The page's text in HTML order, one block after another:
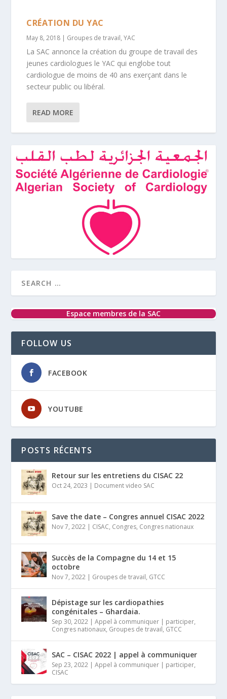
CRÉATION DU YAC
May 8, 2018 | Groupes de travail,YAC
La SAC annonce la création du groupe de travail des
jeunes cardiologues le YAC qui englobe tout
cardiologue de moins de 40 ans exerçant dans le
secteur public ou libéral.
READ MORE
Espace membres de la SAC
FOLLOW US
FACEBOOK
YOUTUBE
POSTS RÉCENTS
Retour sur les entretiens du CISAC 22
Oct 24, 2023 | Document video SAC
Save the date – Congres annuel CISAC 2022
Nov 7, 2022 | CISAC, Congres, Congres nationaux
Succès de la Compagne du 14 et 15
octobre
Nov 7, 2022 | Groupes de travail, GTCC
Dépistage sur les cardiopathies
congénitales – Ghardaia.
Sep 30, 2022 |Appel à communiquer | participer,
Congres nationaux, Groupes de travail, GTCC
SAC – CISAC 2022 | appel à communiquer
Sep 23, 2022 |Appel à communiquer | participer,
CISAC